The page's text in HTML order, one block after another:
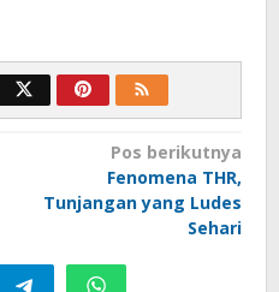
Pos berikutnya
Fenomena THR,
Tunjangan yang Ludes
Sehari